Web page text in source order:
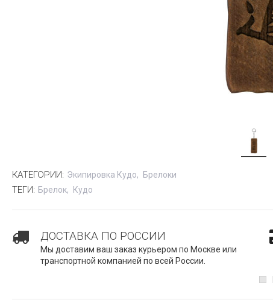
КАТЕГОРИИ: Экипировка Кудо Брелоки
ТЕГИ: Брелок Кудо
ДОСТАВКА ПО РОССИИ
Мы доставим ваш заказ курьером по Москве или
транспортной компанией по всей России.